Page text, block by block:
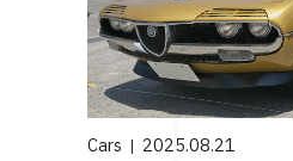
Cars 2025.08.21